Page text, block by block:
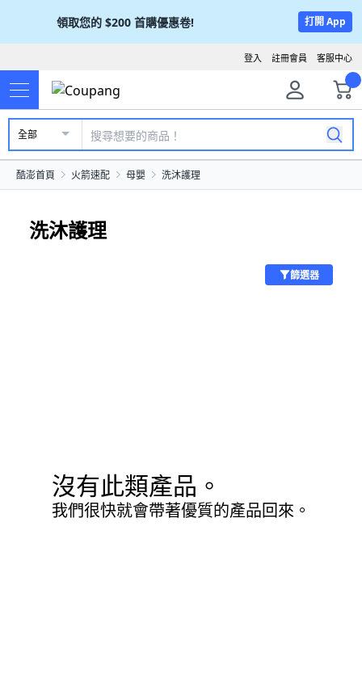
領取您的 $200 首購優惠卷! 打開 App
客服中心
註冊會員
登入
全部
酷澎首頁 火箭速配 母嬰 洗沐護理
洗沐護理
篩選器
沒有此類產品。
我們很快就會帶著優質的產品回來。